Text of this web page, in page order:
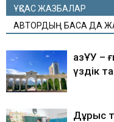
ҰҚСАС ЖАЗБАЛАР
АВТОРДЫҢ БАСҚА ДА
ҚазҰУ
үздік
Дұрыс